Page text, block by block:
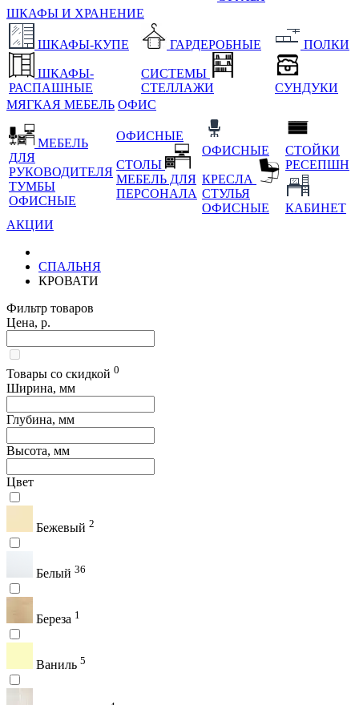
ШКАФЫ И ХРАНЕНИЕ
ШКАФЫ-КУПЕ
ШКАФЫ-
РАСПАШНЫЕ
ГАРДЕРОБНЫЕ
СИСТЕМЫ
СТЕЛЛАЖИ
ПОЛКИ
СУНДУКИ
МЯГКАЯ МЕБЕЛЬ ОФИС
МЕБЕЛЬ
ДЛЯ
РУКОВОДИТЕЛЯ
ТУМБЫ
ОФИСНЫЕ
ОФИСНЫЕ
СТОЛЫ
МЕБЕЛЬ ДЛЯ
ПЕРСОНАЛА
ОФИСНЫЕ
КРЕСЛА
СТУЛЬЯ
ОФИСНЫЕ
СТОЙКИ
РЕСЕПШН
КАБИНЕТ
АКЦИИ
СПАЛЬНЯ
КРОВАТИ
Фильтр товаров
Цена, р.
Товары со скидкой 0
Ширина, мм
Глубина, мм
Высота, мм
Цвет
Бежевый 2
Белый 36
Береза 1
Ваниль 5